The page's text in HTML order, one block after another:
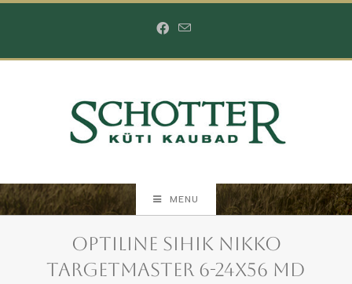
MENU
Optiline Sihik Nikko
TargetMaster 6-24X56 MD